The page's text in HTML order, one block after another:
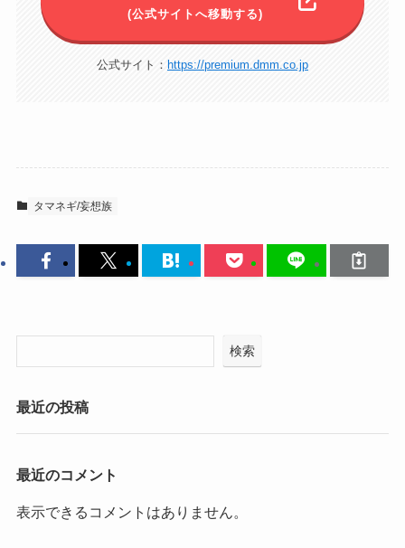
(公式サイトへ移動する)
公式サイト： https://premium.dmm.co.jp
タマネギ/妄想族
検索
最近の投稿
最近のコメント
表示できるコメントはありません。